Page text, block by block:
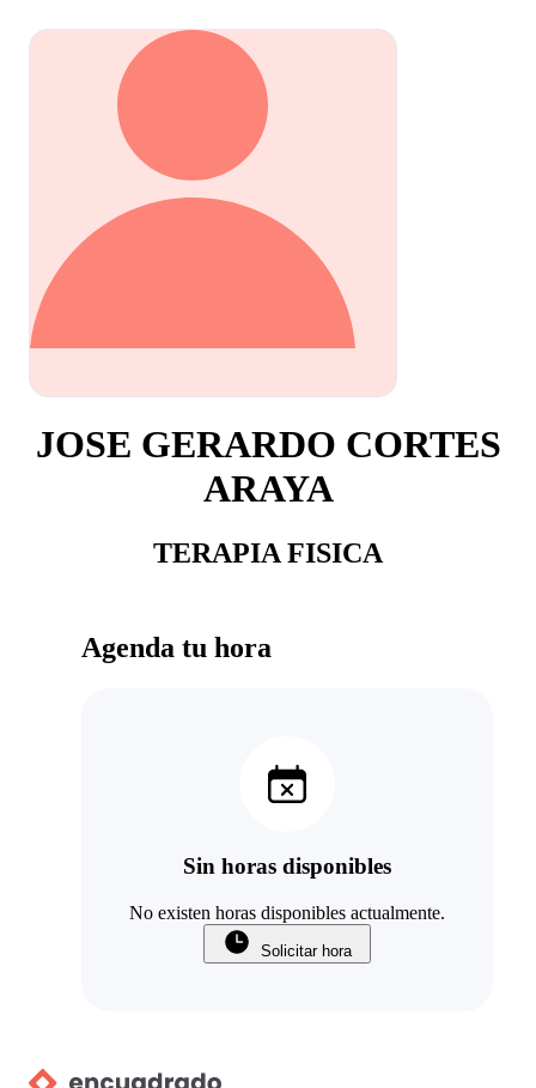
JOSE GERARDO CORTES
ARAYA
TERAPIA FISICA
Agenda tu hora
Sin horas disponibles
No existen horas disponibles actualmente.
Solicitar hora